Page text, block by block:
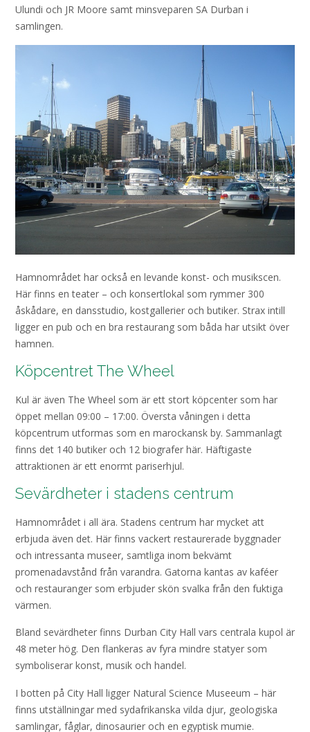
Ulundi och JR Moore samt minsveparen SA Durban i
samlingen.
Hamnområdet har också en levande konst- och musikscen.
Här finns en teater – och konsertlokal som rymmer 300
åskådare, en dansstudio, kostgallerier och butiker. Strax intill
ligger en pub och en bra restaurang som båda har utsikt över
hamnen.
Köpcentret The Wheel
Kul är även The Wheel som är ett stort köpcenter som har
öppet mellan 09:00 – 17:00. Översta våningen i detta
köpcentrum utformas som en marockansk by. Sammanlagt
finns det 140 butiker och 12 biografer här. Häftigaste
attraktionen är ett enormt pariserhjul.
Sevärdheter i stadens centrum
Hamnområdet i all ära. Stadens centrum har mycket att
erbjuda även det. Här finns vackert restaurerade byggnader
och intressanta museer, samtliga inom bekvämt
promenadavstånd från varandra. Gatorna kantas av kaféer
och restauranger som erbjuder skön svalka från den fuktiga
värmen.
Bland sevärdheter finns Durban City Hall vars centrala kupol är
48 meter hög. Den flankeras av fyra mindre statyer som
symboliserar konst, musik och handel.
I botten på City Hall ligger Natural Science Museeum – här
finns utställningar med sydafrikanska vilda djur, geologiska
samlingar, fåglar, dinosaurier och en egyptisk mumie.